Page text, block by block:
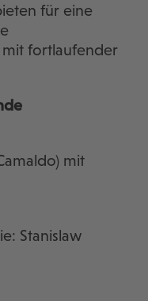
für eine
fortlaufender
mit
Stanislaw